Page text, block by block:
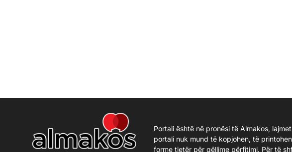
Portali është në pronësi të Almakos,
portali nuk mund të kopjohen, të
forme tjetër për qëllime përfitimi. Për të